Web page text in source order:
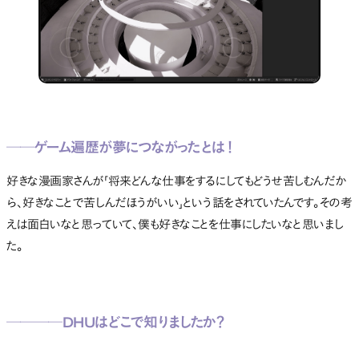
──ゲーム遍歴が夢につながったとは！
好きな漫画家さんが「将来どんな仕事をするにしてもどうせ苦しむんだか
ら、好きなことで苦しんだほうがいい」という話をされていたんです。その考
えは面白いなと思っていて、僕も好きなことを仕事にしたいなと思いまし
た。
────DHUはどこで知りましたか？